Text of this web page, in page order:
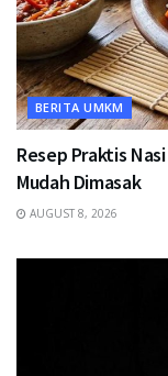
BERITA UMKM
Resep Praktis
Mudah Dimasak
AUGUST 8, 2026